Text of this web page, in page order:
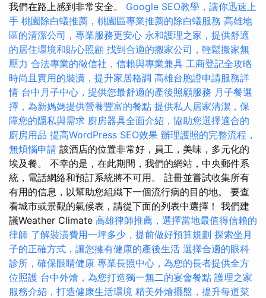
我們在路上感到非常安全。 Google SEO教學，讓你迅速上
手 桃園除白蟻推薦，桃園區專業推薦的除白蟻服務 高雄地
區的清潔公司，專業服務更安心 永和護理之家，提供舒適
的居住環境和貼心照顧 找到合適的搬家公司，輕鬆搬家無
壓力 合法專業的徵信社，信賴與專業兼具 工商登記全攻略
時尚且實用的裝潢，提升家居格調 高雄台胞證申請服務詳
情 台中月子中心，提供您最舒適的產後照顧服務 月子餐選
擇，為新媽媽提供營養豐富的餐點 提供私人居家清潔，保
障您的隱私與需求 廚房器具全面介紹，協助您選擇適合的
廚房用品 提高WordPress SEO效果 辦理護照的完整流程，
無煩惱申請 該酒店的位置非常好，員工，美味，多元化的
埃及餐。 不幸的是，在此期間，我們的網站，中央郵件系
統，電話網絡和預訂系統將不可用。 註冊並嘗試收集所有
有用的信息，以幫助您組織下一個流行病的目的地。 要查
看城市或景觀的氣候表，請從下面的列表中選擇！ 我們建
議Weather Climate 高雄律師推薦，選擇當地最值得信賴的
律師 了解裝潢費用一坪多少，提前做好預算規劃 探索坐月
子的正確方式，讓您擁有健康的產後生活 選擇合適的眼科
診所，確保眼睛健康 專業長照中心，為您的長者提供全方
位照護 台中外燴，為您打造獨一無二的宴會餐點 護理之家
服務介紹，打造健康生活環境 精美外燴擺盤，提升每道菜